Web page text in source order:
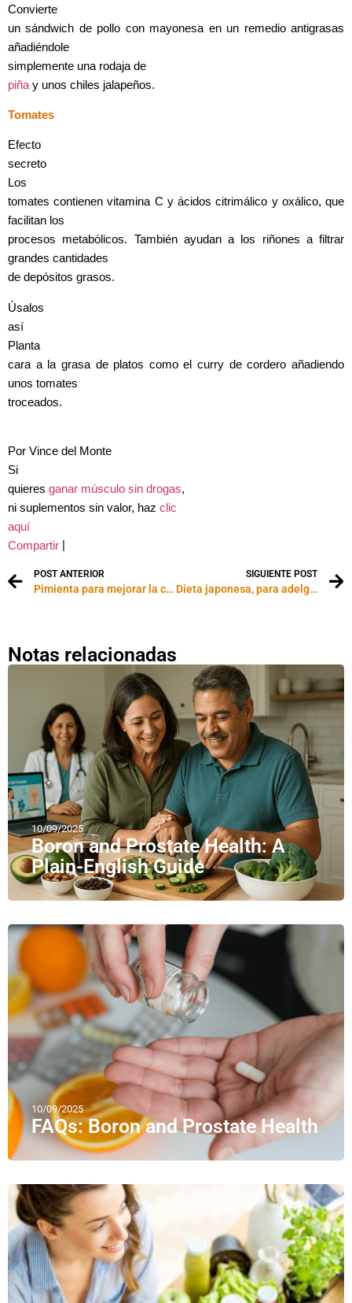
Convierte
un sándwich de pollo con mayonesa en un remedio antigrasas
añadiéndole
simplemente una rodaja de
piña y unos chiles jalapeños.
Tomates
Efecto
secreto
Los
tomates contienen vitamina C y ácidos citrimálico y oxálico, que
facilitan los
procesos metabólicos. También ayudan a los riñones a filtrar
grandes cantidades
de depósitos grasos.
Úsalos
así
Planta
cara a la grasa de platos como el curry de cordero añadiendo
unos tomates
troceados.
Por Vince del Monte
Si
quieres ganar músculo sin drogas,
ni suplementos sin valor, haz clic
aquí
Compartir
POST ANTERIOR
Pimienta para mejorar la circulación sanguínea
SIGUIENTE POST
Dieta japonesa, para adelgazar y vivir más
Notas relacionadas
10/09/2025
Boron and Prostate Health: A
Plain-English Guide
10/09/2025
FAQs: Boron and Prostate Health